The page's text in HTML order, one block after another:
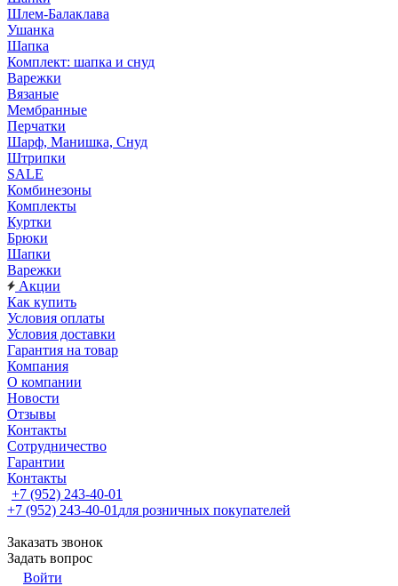
Шлем-Балаклава
Ушанка
Шапка
Комплект: шапка и снуд
Варежки
Вязаные
Мембранные
Перчатки
Шарф, Манишка, Снуд
Штрипки
SALE
Комбинезоны
Комплекты
Куртки
Брюки
Шапки
Варежки
Акции
Как купить
Условия оплаты
Условия доставки
Гарантия на товар
Компания
О компании
Новости
Отзывы
Контакты
Сотрудничество
Гарантии
Контакты
+7 (952) 243-40-01
+7 (952) 243-40-01 для розничных покупателей
Заказать звонок
Задать вопрос
Войти